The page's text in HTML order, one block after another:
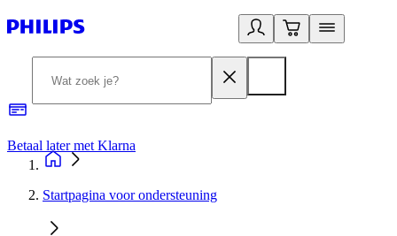
Betaal later met Klarna
Startpagina voor ondersteuning